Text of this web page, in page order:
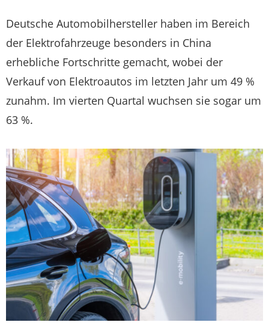
Deutsche Automobilhersteller haben im Bereich
der Elektrofahrzeuge besonders in China
erhebliche Fortschritte gemacht, wobei der
Verkauf von Elektroautos im letzten Jahr um 49 %
zunahm. Im vierten Quartal wuchsen sie sogar um
63 %.